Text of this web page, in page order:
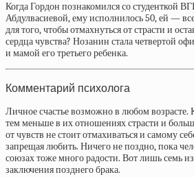
Когда Гордон познакомился со студенткой
Абдулвасиевой, ему исполнилось 50, ей —
для того, чтобы отмахнуться от страсти и
сердца чувства? Нозанин стала четвертой
и мамой его третьего ребенка.
Комментарий психолога
Личное счастье возможно в любом
тем меньше в их отношениях страсти и
от чувств не стоит отмахиваться и самому
запрещая любить. Ничего не поздно, пока
союзах тоже много радости. Вот лишь семь
заключения позднего брака.